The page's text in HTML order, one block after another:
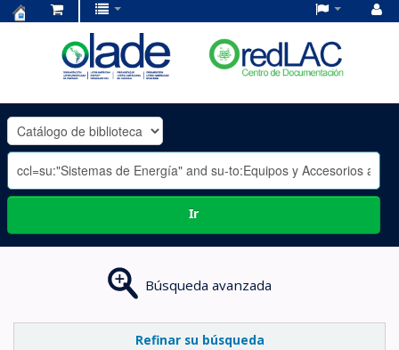
OLADE
-
Ir
Búsqueda avanzada
Refinar su búsqueda